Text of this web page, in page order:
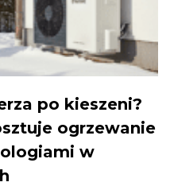
po kieszeni?
ogrzewanie
w